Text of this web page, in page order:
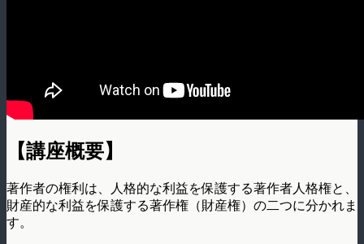
【講座概要】
著作者の権利は、人格的な利益を保護する著作者人格権と、
財産的な利益を保護する著作権（財産権）の二つに分かれま
す。